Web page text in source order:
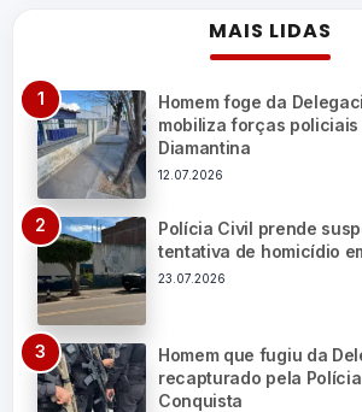
MAIS LIDAS
Homem foge da
mobiliza forças policiais
Diamantina
12.07.2026
Polícia Civil prende
tentativa de homicídio
23.07.2026
Homem que fugiu da
recapturado pela
Conquista